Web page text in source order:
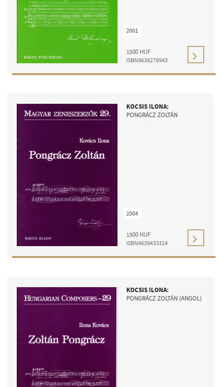
MŰVÉSZADATBÁZIS
ZENEMŰ-ADATBÁZIS
1500 HUF
ISBN9638278943
2001
KOCSIS ILONA:
PONGRÁCZ ZOLTÁN
1500 HUF
ISBN9639433314
2004
KOCSIS ILONA:
PONGRÁCZ ZOLTÁN (ANGOL)